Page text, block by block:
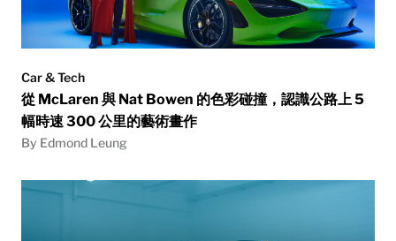
Car & Tech
從 McLaren 與 Nat Bowen 的色彩碰撞，認識公路上 5
幅時速 300 公里的藝術畫作
By Edmond Leung